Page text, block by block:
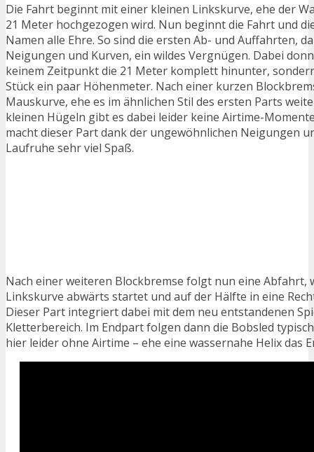
Die Fahrt beginnt mit einer kleinen Linkskurve, ehe der
21 Meter hochgezogen wird. Nun beginnt die Fahrt und
Namen alle Ehre. So sind die ersten Ab- und Auffahrten,
Neigungen und Kurven, ein wildes Vergnügen. Dabei
keinem Zeitpunkt die 21 Meter komplett hinunter,
Stück ein paar Höhenmeter. Nach einer kurzen
Mauskurve, ehe es im ähnlichen Stil des ersten Parts
kleinen Hügeln gibt es dabei leider keine Airtime-
macht dieser Part dank der ungewöhnlichen Neigungen
Laufruhe sehr viel Spaß.
Nach einer weiteren Blockbremse folgt nun eine Abfahrt,
Linkskurve abwärts startet und auf der Hälfte in eine
Dieser Part integriert dabei mit dem neu entstandenen
Kletterbereich. Im Endpart folgen dann die Bobsled
hier leider ohne Airtime – ehe eine wassernahe Helix das